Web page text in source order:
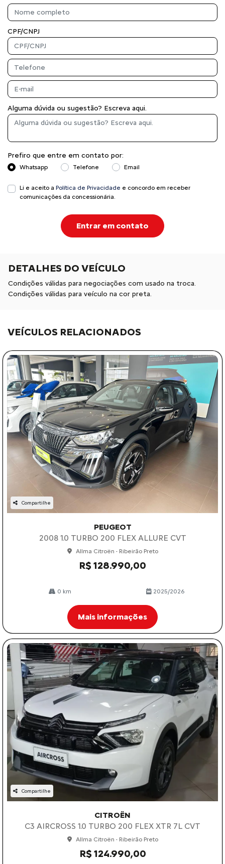
CPF/CNPJ
Alguma dúvida ou sugestão? Escreva aqui.
Prefiro que entre em contato por:
Whatsapp Telefone Email
Li e aceito a Política de Privacidade e concordo em receber
comunicações da concessionária.
Entrar em contato
DETALHES DO VEÍCULO
Condições válidas para negociações com usado na troca.
Condições válidas para veículo na cor preta.
VEÍCULOS RELACIONADOS
Compartilhe
PEUGEOT
2008 1.0 TURBO 200 FLEX ALLURE CVT
Allma Citroën - Ribeirão Preto
R$ 128.990,00
0 km 2025/2026
Mais informações
Compartilhe
CITROËN
C3 AIRCROSS 1.0 TURBO 200 FLEX XTR 7L CVT
Allma Citroën - Ribeirão Preto
R$ 124.990,00